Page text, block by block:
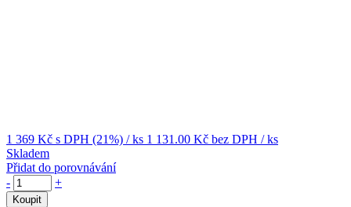
1 369 Kč s DPH (21%) / ks 1 131.00 Kč bez DPH / ks
Skladem
Přidat do porovnávání
-
+
Koupit